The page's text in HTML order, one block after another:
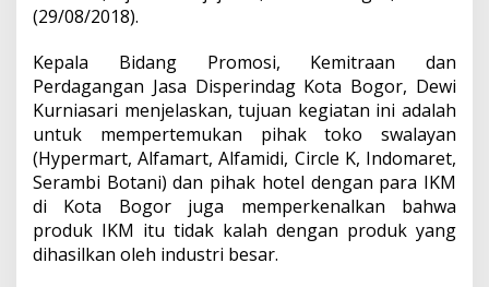
(29/08/2018).
Kepala Bidang Promosi, Kemitraan dan
Perdagangan Jasa Disperindag Kota Bogor, Dewi
Kurniasari menjelaskan, tujuan kegiatan ini adalah
untuk mempertemukan pihak toko swalayan
(Hypermart, Alfamart, Alfamidi, Circle K, Indomaret,
Serambi Botani) dan pihak hotel dengan para IKM
di Kota Bogor juga memperkenalkan bahwa
produk IKM itu tidak kalah dengan produk yang
dihasilkan oleh industri besar.